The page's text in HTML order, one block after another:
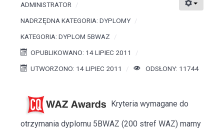
ADMINISTRATOR
NADRZĘDNA KATEGORIA: DYPLOMY
KATEGORIA: DYPLOM 5BWAZ
OPUBLIKOWANO: 14 LIPIEC 2011
UTWORZONO: 14 LIPIEC 2011
ODSŁONY: 11744
Kryteria wymagane do
otrzymania dyplomu 5BWAZ (200 stref WAZ) mamy